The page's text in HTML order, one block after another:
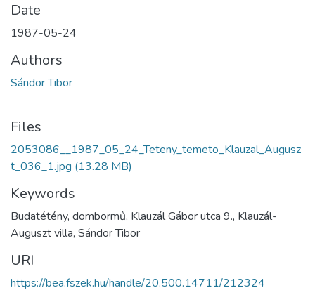
Date
1987-05-24
Authors
Sándor Tibor
Files
2053086__1987_05_24_Teteny_temeto_Klauzal_Augusz
t_036_1.jpg (13.28 MB)
Keywords
Budatétény, dombormű, Klauzál Gábor utca 9., Klauzál-
Auguszt villa, Sándor Tibor
URI
https://bea.fszek.hu/handle/20.500.14711/212324